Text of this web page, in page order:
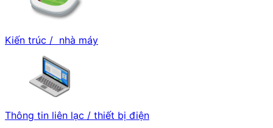
Kiến trúc / nhà máy
Thông tin liên lạc / thiết bị điện